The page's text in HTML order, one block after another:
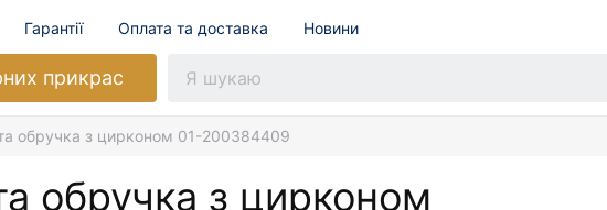
Гарантії Оплата та доставка Новини
прикрас
обручка з цирконом 01-200384409
обручка з цирконом